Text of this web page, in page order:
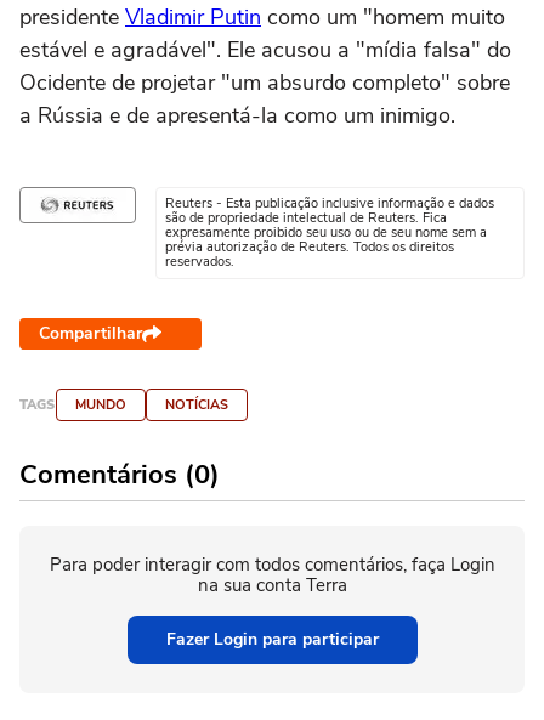
presidente Vladimir Putin como um "homem muito
estável e agradável". Ele acusou a "mídia falsa" do
Ocidente de projetar "um absurdo completo" sobre
a Rússia e de apresentá-la como um inimigo.
Reuters - Esta publicação inclusive informação e dados
são de propriedade intelectual de Reuters. Fica
expresamente proibido seu uso ou de seu nome sem a
prévia autorização de Reuters. Todos os direitos
reservados.
Compartilhar
TAGS MUNDO NOTÍCIAS
Comentários (0)
Para poder interagir com todos comentários, faça Login
na sua conta Terra
Fazer Login para participar